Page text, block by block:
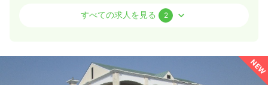
円〜
8:30～17:30
（休憩60分）
すべての求人を見る 2
NEW